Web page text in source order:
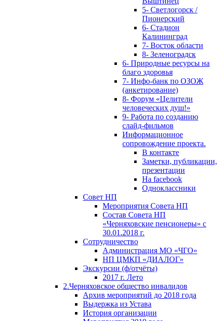
5- Светлогорск /
Пионерский
6- Стадион
Калининград
7- Восток области
8- Зеленоградск
6- Природные ресурсы на
благо здоровья
7- Инфо-банк по ОЗОЖ
(анкетирование)
8- Форум «Целители
человеческих душ!»
9- Работа по созданию
слайд-фильмов
Информационное
сопровождение проекта.
В контакте
Заметки, публикации,
презентации
На facebook
Одноклассники
Совет НП
Мероприятия Совета НП
Состав Совета НП
«Черняховские пенсионеры» с
30.01.2018 г.
Сотрудничество
Администрация МО «ЧГО»
НП ЦМКП «ДИАЛОГ»
Экскурсии (ф/отчёты)
2017 г. Лето
2.Черняховское общество инвалидов
Архив мероприятий до 2018 года
Выдержка из Устава
История организации